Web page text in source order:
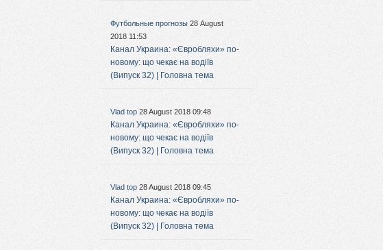
Футбольные прогнозы 28 August
2018 11:53
Канал Украина: «Євробляхи» по-
новому: що чекає на водіїв
(Випуск 32) | Головна тема
Vlad top 28 August 2018 09:48
Канал Украина: «Євробляхи» по-
новому: що чекає на водіїв
(Випуск 32) | Головна тема
Vlad top 28 August 2018 09:45
Канал Украина: «Євробляхи» по-
новому: що чекає на водіїв
(Випуск 32) | Головна тема